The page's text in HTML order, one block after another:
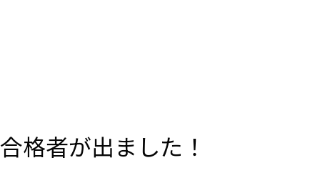
格者が出ました！